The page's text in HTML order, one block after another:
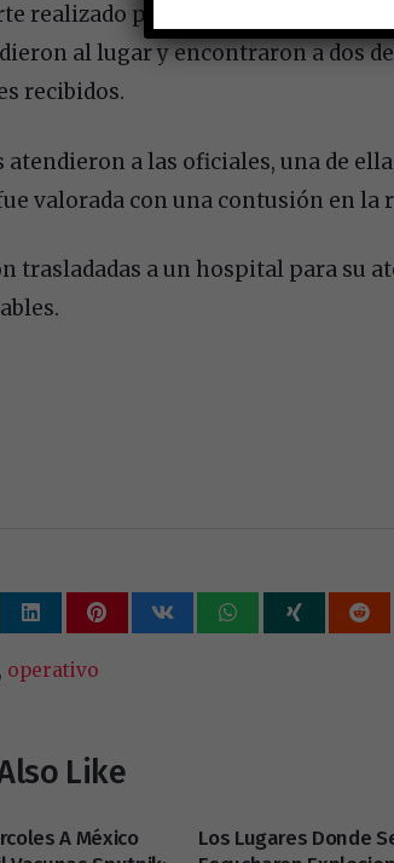
realizado por el persona del Centro
al lugar y encontraron a dos
recibidos.
atendieron a las oficiales, una de
valorada con una contusión en la
trasladadas a un hospital para su
operativo
Like
A México
Los Lugares Donde